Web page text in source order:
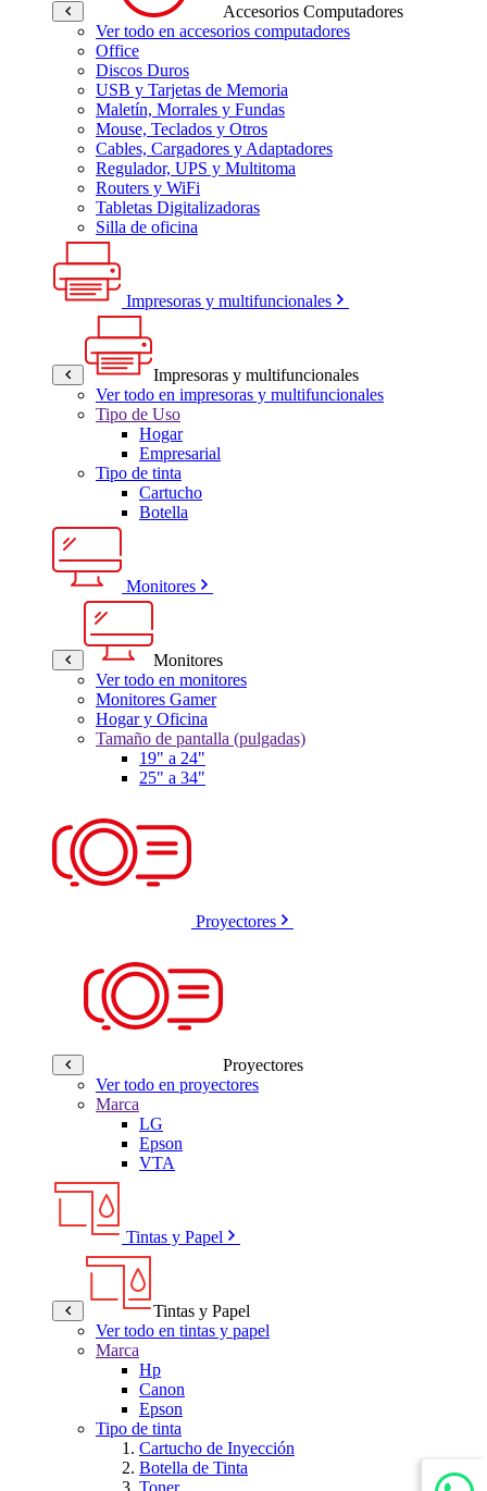
Accesorios Computadores
Ver todo en accesorios computadores
Office
Discos Duros
USB y Tarjetas de Memoria
Maletín, Morrales y Fundas
Mouse, Teclados y Otros
Cables, Cargadores y Adaptadores
Regulador, UPS y Multitoma
Routers y WiFi
Tabletas Digitalizadoras
Silla de oficina
Impresoras y multifuncionales
Impresoras y multifuncionales
Ver todo en impresoras y multifuncionales
Tipo de Uso
Hogar
Empresarial
Tipo de tinta
Cartucho
Botella
Monitores
Monitores
Ver todo en monitores
Monitores Gamer
Hogar y Oficina
Tamaño de pantalla (pulgadas)
19" a 24"
25" a 34"
Proyectores
Proyectores
Ver todo en proyectores
Marca
LG
Epson
VTA
Tintas y Papel
Tintas y Papel
Ver todo en tintas y papel
Marca
Hp
Canon
Epson
Tipo de tinta
Cartucho de Inyección
Botella de Tinta
Toner